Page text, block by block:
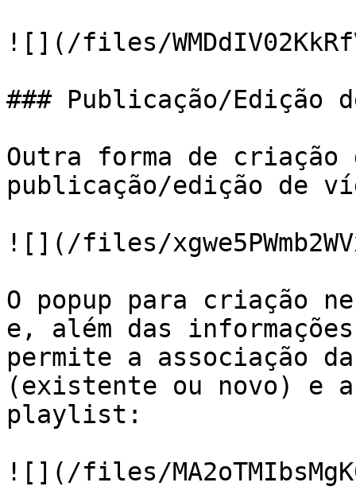
![](/files/
### Publicação/Edição
Outra forma de
publicação/edição de
![](/files/
O popup para criação
e, além das
permite a associação da
(existente ou novo) e a
playlist:
![](/files/